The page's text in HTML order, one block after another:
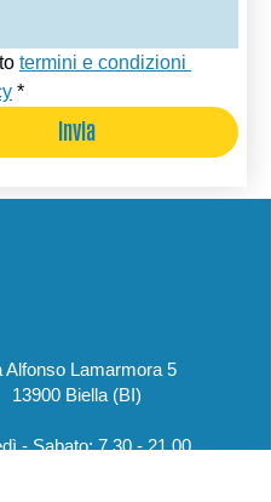
termini e condizioni
*
Invia
Alfonso Lamarmora 5
13900 Biella (BI)
- Sabato:7.30 - 21.00